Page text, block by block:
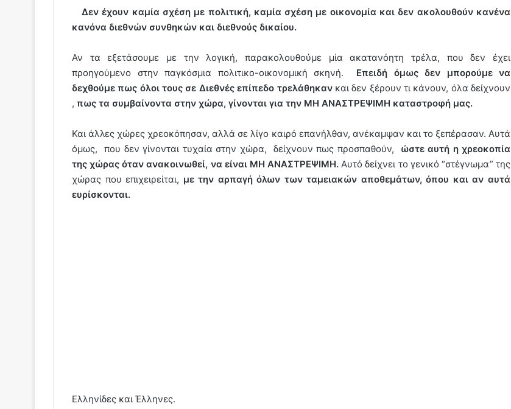
Δεν έχουν καμία σχέση με πολιτική, καμία σχέση με οικονομία και δεν ακολουθούν κανένα
κανόνα διεθνών συνθηκών και διεθνούς δικαίου.
Αν τα εξετάσουμε με την λογική, παρακολουθούμε μία ακατανόητη τρέλα, που δεν έχει
προηγούμενο στην παγκόσμια πολιτικο-οικονομική σκηνή. Επειδή όμως δεν μπορούμε να
δεχθούμε πως όλοι τους σε Διεθνές επίπεδο τρελάθηκανκαι δεν ξέρουν τι κάνουν, όλα δείχνουν
, πως τα συμβαίνοντα στην χώρα, γίνονται για την ΜΗ ΑΝΑΣΤΡΕΨΙΜΗ καταστροφή μας.
Και άλλες χώρες χρεοκόπησαν, αλλά σε λίγο καιρό επανήλθαν, ανέκαμψαν και το ξεπέρασαν. Αυτά
όμως, που δεν γίνονται τυχαία στην χώρα, δείχνουν πως προσπαθούν, ώστε αυτή η χρεοκοπία
της χώρας όταν ανακοινωθεί, να είναι ΜΗ ΑΝΑΣΤΡΕΨΙΜΗ. Αυτό δείχνει το γενικό “στέγνωμα” της
χώρας που επιχειρείται, με την αρπαγή όλων των ταμειακών αποθεμάτων, όπου και αν αυτά
ευρίσκονται.
Ελληνίδες και Έλληνες.